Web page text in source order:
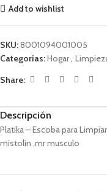
Add to wishlist
SKU:8001094001005
Categorías:Hogar,
Share:
Descripción
Platika – Escoba para
mistolin ,mr musculo